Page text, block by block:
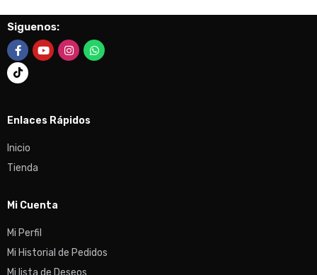
Siguenos:
Enlaces Rápidos
Inicio
Tienda
Mi Cuenta
Mi Perfil
Mi Historial de Pedidos
Mi lista de Deseos